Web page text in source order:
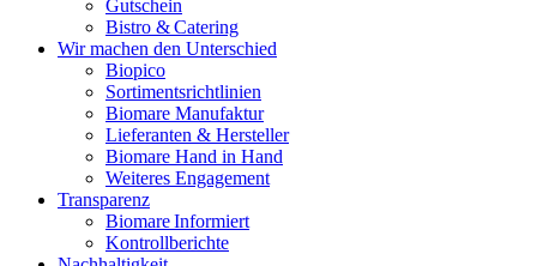
Gutschein
Bistro & Catering
Wir machen den Unterschied
Biopico
Sortimentsrichtlinien
Biomare Manufaktur
Lieferanten & Hersteller
Biomare Hand in Hand
Weiteres Engagement
Transparenz
Biomare Informiert
Kontrollberichte